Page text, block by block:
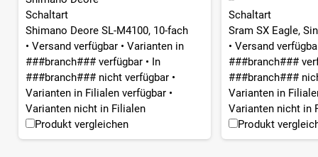
Schaltart
Shimano Deore SL-M4100, 10-fach
• Versand verfügbar • Varianten in
###branch### verfügbar • In
###branch### nicht verfügbar •
Varianten in Filialen verfügbar •
Varianten nicht in Filialen
Produkt vergleichen
Schaltart
Sram SX Eagle,
• Versand
###branch###
###branch###
Varianten in
Varianten nicht in
Produkt